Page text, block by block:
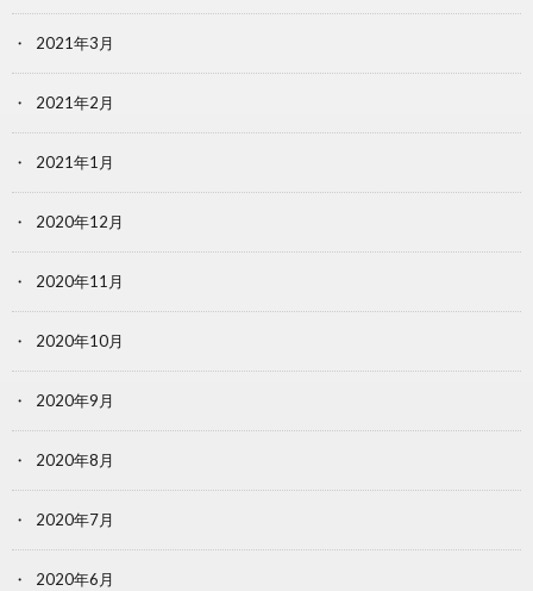
2021年3月
2021年2月
2021年1月
2020年12月
2020年11月
2020年10月
2020年9月
2020年8月
2020年7月
2020年6月